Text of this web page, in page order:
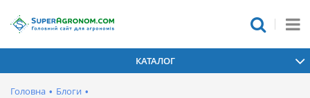
КАТАЛОГ
Головна • Блоги •